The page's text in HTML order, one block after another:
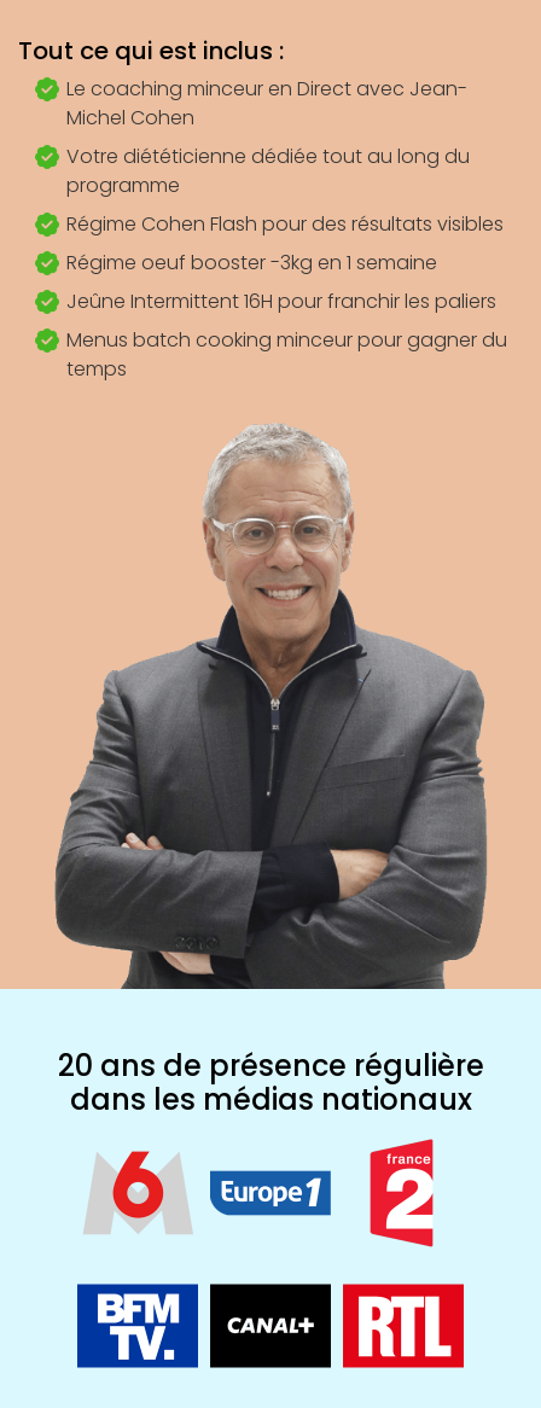
Tout ce qui est inclus :
Le coaching minceur en Direct avec Jean-
Michel Cohen
Votre diététicienne dédiée tout au long du
programme
Régime Cohen Flash pour des résultats visibles
Régime oeuf booster -3kg en 1 semaine
Jeûne Intermittent 16H pour franchir les paliers
Menus batch cooking minceur pour gagner du
temps
20 ans de présence régulière
dans les médias nationaux